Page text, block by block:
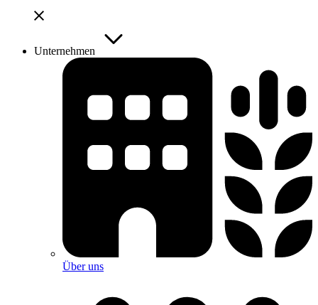
Unternehmen
Über uns